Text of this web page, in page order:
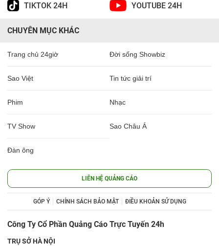
TIKTOK 24H YOUTUBE 24H
CHUYÊN MỤC KHÁC
Trang chủ 24giờ Đời sống Showbiz
Sao Việt Tin tức giải trí
Phim Nhạc
TV Show Sao Châu Á
Đàn ông
LIÊN HỆ QUẢNG CÁO
GÓP Ý CHÍNH SÁCH BẢO MẬT ĐIỀU KHOẢN SỬ DỤNG
Công Ty Cổ Phần Quảng Cáo Trực Tuyến 24h
TRỤ SỞ HÀ NỘI